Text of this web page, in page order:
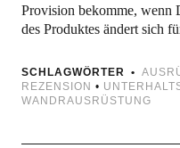
Provision bekomme, wenn
des Produktes ändert sich
SCHLAGWÖRTER
REZENSION •
WANDRAUSRÜSTUNG